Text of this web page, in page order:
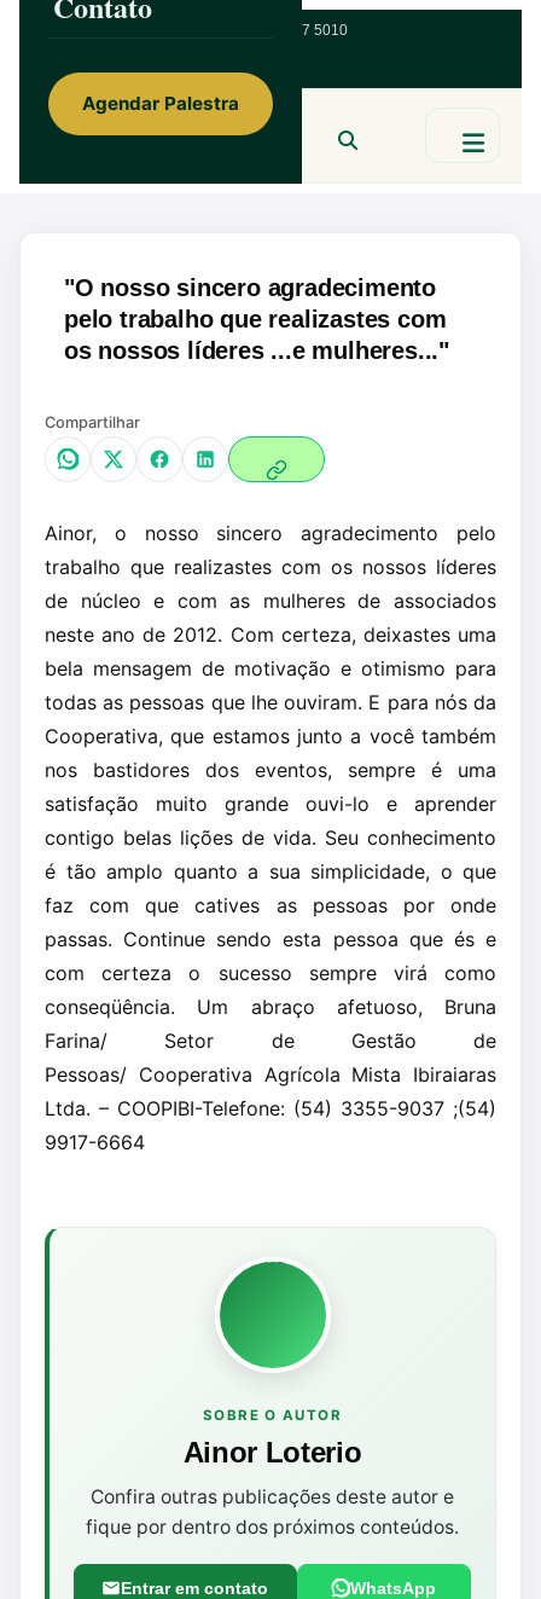
47 9 9967 5010
Ainor Lotério
Agendar Palestra
"O nosso sincero agradecimento
pelo trabalho que realizastes com
os nossos líderes ...e mulheres..."
Compartilhar
Ainor, o nosso sincero agradecimento pelo
trabalho que realizastes com os nossos líderes
de núcleo e com as mulheres de associados
neste ano de 2012. Com certeza, deixastes uma
bela mensagem de motivação e otimismo para
todas as pessoas que lhe ouviram. E para nós da
Cooperativa, que estamos junto a você também
nos bastidores dos eventos, sempre é uma
satisfação muito grande ouvi-lo e aprender
contigo belas lições de vida. Seu conhecimento
é tão amplo quanto a sua simplicidade, o que
faz com que catives as pessoas por onde
passas. Continue sendo esta pessoa que és e
com certeza o sucesso sempre virá como
conseqüência. Um abraço afetuoso, Bruna
Farina/ Setor de Gestão de
Pessoas/ Cooperativa Agrícola Mista Ibiraiaras
Ltda. – COOPIBI-Telefone: (54) 3355-9037 ;(54)
9917-6664
SOBRE O AUTOR
Ainor Loterio
Confira outras publicações deste autor e
fique por dentro dos próximos conteúdos.
Entrar em contato WhatsApp